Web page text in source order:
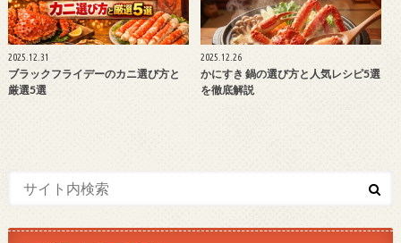
2025.12.31
ブラックフライデーのカニ選び方と
厳選5選
2025.12.26
かにすき 鍋の選び方と人気レシピ5選
を徹底解説